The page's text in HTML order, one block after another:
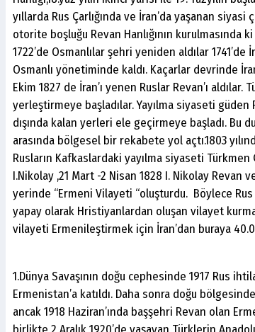
yıllarda Rus Çarlığında ve İran’da yaşanan
otorite boşluğu Revan Hanlığının kurulmasında
1722’de Osmanlılar şehri yeniden aldılar
Osmanlı yönetiminde kaldı. Kaçarlar devrinde
Ekim 1827 de İran’ı yenen Ruslar Revan’ı
yerleştirmeye başladılar. Yayılma siyaseti güden
dışında kalan yerleri ele geçirmeye başladı. Bu
arasında bölgesel bir rekabete yol açtı.1803
Rusların Kafkaslardaki yayılma siyaseti Türkmen
I.Nikolay ,21 Mart -2 Nisan 1828 I. Nikolay Revan
yerinde “Ermeni Vilayeti “oluşturdu. Böylece Rus
yapay olarak Hristiyanlardan oluşan vilayet
vilayeti Ermenileştirmek için İran’dan buraya
1.Dünya Savaşının doğu cephesinde 1917 Rus
Ermenistan’a katıldı. Daha sonra doğu
ancak 1918 Haziran’ında başşehri Revan olan